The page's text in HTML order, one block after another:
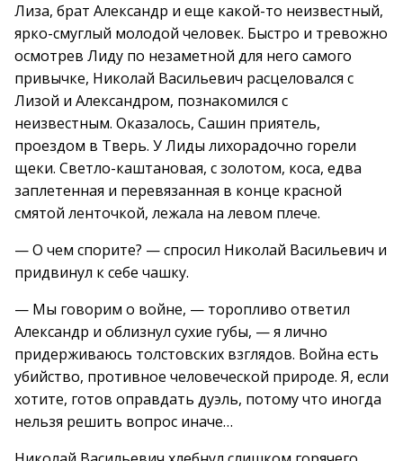
Лиза, брат Александр и еще какой-то неизвестный,
ярко-смуглый молодой человек. Быстро и тревожно
осмотрев Лиду по незаметной для него самого
привычке, Николай Васильевич расцеловался с
Лизой и Александром, познакомился с
неизвестным. Оказалось, Сашин приятель,
проездом в Тверь. У Лиды лихорадочно горели
щеки. Светло-каштановая, с золотом, коса, едва
заплетенная и перевязанная в конце красной
смятой ленточкой, лежала на левом плече.
— О чем спорите? — спросил Николай Васильевич и
придвинул к себе чашку.
— Мы говорим о войне, — торопливо ответил
Александр и облизнул сухие губы, — я лично
придерживаюсь толстовских взглядов. Война есть
убийство, противное человеческой природе. Я, если
хотите, готов оправдать дуэль, потому что иногда
нельзя решить вопрос иначе…